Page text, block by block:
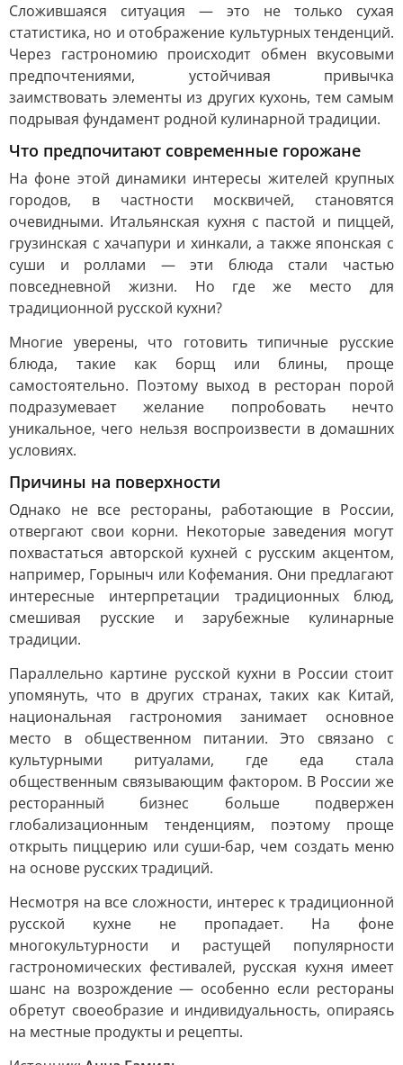
Сложившаяся ситуация — это не только сухая
статистика, но и отображение культурных тенденций.
Через гастрономию происходит обмен вкусовыми
предпочтениями, устойчивая привычка
заимствовать элементы из других кухонь, тем самым
подрывая фундамент родной кулинарной традиции.
Что предпочитают современные горожане
На фоне этой динамики интересы жителей крупных
городов, в частности москвичей, становятся
очевидными. Итальянская кухня с пастой и пиццей,
грузинская с хачапури и хинкали, а также японская с
суши и роллами — эти блюда стали частью
повседневной жизни. Но где же место для
традиционной русской кухни?
Многие уверены, что готовить типичные русские
блюда, такие как борщ или блины, проще
самостоятельно. Поэтому выход в ресторан порой
подразумевает желание попробовать нечто
уникальное, чего нельзя воспроизвести в домашних
условиях.
Причины на поверхности
Однако не все рестораны, работающие в России,
отвергают свои корни. Некоторые заведения могут
похвастаться авторской кухней с русским акцентом,
например, Горыныч или Кофемания. Они предлагают
интересные интерпретации традиционных блюд,
смешивая русские и зарубежные кулинарные
традиции.
Параллельно картине русской кухни в России стоит
упомянуть, что в других странах, таких как Китай,
национальная гастрономия занимает основное
место в общественном питании. Это связано с
культурными ритуалами, где еда стала
общественным связывающим фактором. В России же
ресторанный бизнес больше подвержен
глобализационным тенденциям, поэтому проще
открыть пиццерию или суши-бар, чем создать меню
на основе русских традиций.
Несмотря на все сложности, интерес к традиционной
русской кухне не пропадает. На фоне
многокультурности и растущей популярности
гастрономических фестивалей, русская кухня имеет
шанс на возрождение — особенно если рестораны
обретут своеобразие и индивидуальность, опираясь
на местные продукты и рецепты.